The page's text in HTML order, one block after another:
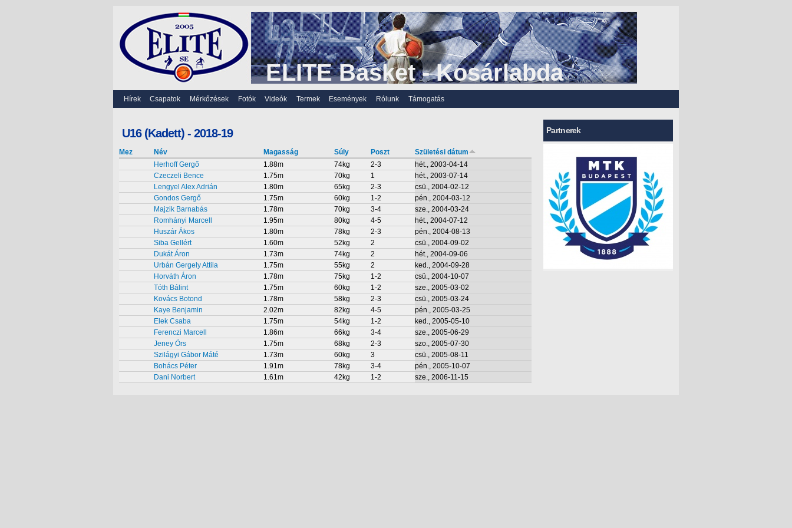
ELITE Basket - Kosárlabda
Hírek Csapatok Mérkőzések Fotók Videók Termek Események Rólunk Támogatás
U16 (Kadett) - 2018-19
Mez Név Magasság Súly Poszt
Születési dátum
Herhoff Gergő
1.88m 74kg 2-3
hét., 2003-04-14
Czeczeli Bence
1.75m 70kg 1
hét., 2003-07-14
Lengyel Alex Adrián
1.80m 65kg 2-3
csü., 2004-02-12
Gondos Gergő
1.75m 60kg 1-2
pén., 2004-03-12
Majzik Barnabás
1.78m 70kg 3-4
sze., 2004-03-24
Romhányi Marcell
1.95m 80kg 4-5
hét., 2004-07-12
Huszár Ákos
1.80m 78kg 2-3
pén., 2004-08-13
Siba Gellért
1.60m 52kg 2
csü., 2004-09-02
Dukát Áron
1.73m 74kg 2
hét., 2004-09-06
Urbán Gergely Attila
1.75m 55kg 2
ked., 2004-09-28
Horváth Áron
1.78m 75kg 1-2
csü., 2004-10-07
Tóth Bálint
1.75m 60kg 1-2
sze., 2005-03-02
Kovács Botond
1.78m 58kg 2-3
csü., 2005-03-24
Kaye Benjamin
2.02m 82kg 4-5
pén., 2005-03-25
Elek Csaba
1.75m 54kg 1-2
ked., 2005-05-10
Ferenczi Marcell
1.86m 66kg 3-4
sze., 2005-06-29
Jeney Örs
1.75m 68kg 2-3
szo., 2005-07-30
Szilágyi Gábor Máté
1.73m 60kg 3
csü., 2005-08-11
Bohács Péter
1.91m 78kg 3-4
pén., 2005-10-07
Dani Norbert
1.61m 42kg 1-2 sze., 2006-11-15
Partnerek